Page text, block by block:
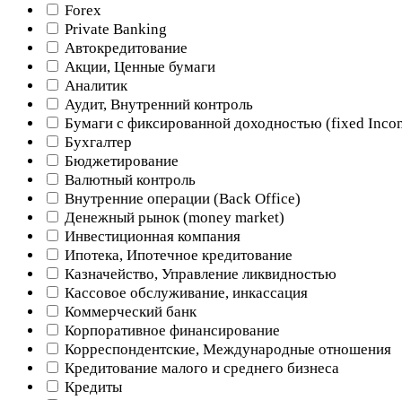
Forex
Private Banking
Автокредитование
Акции, Ценные бумаги
Аналитик
Аудит, Внутренний контроль
Бумаги с фиксированной доходностью (fixed
Бухгалтер
Бюджетирование
Валютный контроль
Внутренние операции (Back Office)
Денежный рынок (money market)
Инвестиционная компания
Ипотека, Ипотечное кредитование
Казначейство, Управление ликвидностью
Кассовое обслуживание, инкассация
Коммерческий банк
Корпоративное финансирование
Корреспондентские, Международные отношения
Кредитование малого и среднего бизнеса
Кредиты